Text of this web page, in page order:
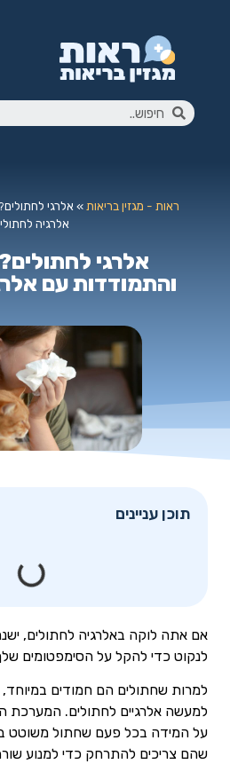
ראות - מגזין בריאות»אלרגי
אלרגיה
אלרגי
והתמודדות עם
תוכן עניינים
אם אתה לוקה באלרגיה לחתולים,
לנקוט כדי להקל על הסימפטומים
למרות שחתולים הם חמודים
למעשה אלרגיים לחתולים. המערכת
על המידה בכל פעם שחתול משוטט
שהם צריכים להתרחק כדי למנוע